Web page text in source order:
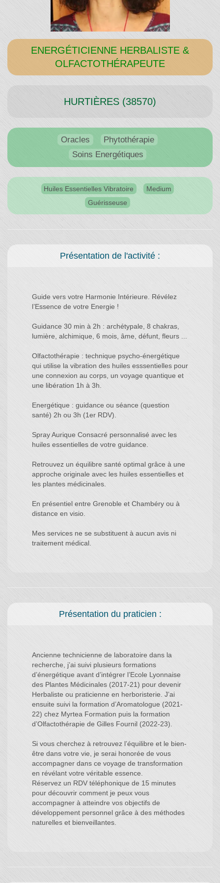
Temps"
ENERGÉTICIENNE HERBALISTE &
OLFACTOTHÉRAPEUTE
HURTIÈRES (38570)
Oracles
Phytothérapie
Soins Energétiques
Huiles Essentielles Vibratoire
Medium
Guérisseuse
Présentation de l'activité :
Guide vers votre Harmonie Intérieure. Révélez
l’Essence de votre Energie !
Guidance 30 min à 2h : archétypale, 8 chakras,
lumière, alchimique, 6 mois, âme, défunt, fleurs ...
Olfactothérapie : technique psycho-énergétique
qui utilise la vibration des huiles esssentielles pour
une connexion au corps, un voyage quantique et
une libération 1h à 3h.
Energétique : guidance ou séance (question
santé) 2h ou 3h (1er RDV).
Spray Aurique Consacré personnalisé avec les
huiles essentielles de votre guidance.
Retrouvez un équilibre santé optimal grâce à une
approche originale avec les huiles essentielles et
les plantes médicinales.
En présentiel entre Grenoble et Chambéry ou à
distance en visio.
Mes services ne se substituent à aucun avis ni
Présentation du praticien :
Ancienne technicienne de laboratoire dans la
recherche, j’ai suivi plusieurs formations
d’énergétique avant d’intégrer l’Ecole Lyonnaise
des Plantes Médicinales (2017-21) pour devenir
Herbaliste ou praticienne en herboristerie. J’ai
ensuite suivi la formation d’Aromatologue (2021-
22) chez Myrtea Formation puis la formation
d’Olfactothérapie de Gilles Fournil (2022-23).
Si vous cherchez à retrouvez l’équilibre et le bien-
être dans votre vie, je serai honorée de vous
accompagner dans ce voyage de transformation
en révélant votre véritable essence.
Réservez un RDV téléphonique de 15 minutes
pour découvrir comment je peux vous
accompagner à atteindre vos objectifs de
développement personnel grâce à des méthodes